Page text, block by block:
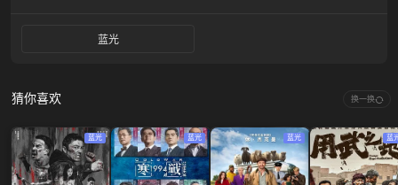
蓝光
猜你喜欢 换一换
蓝光 蓝光 蓝光 蓝